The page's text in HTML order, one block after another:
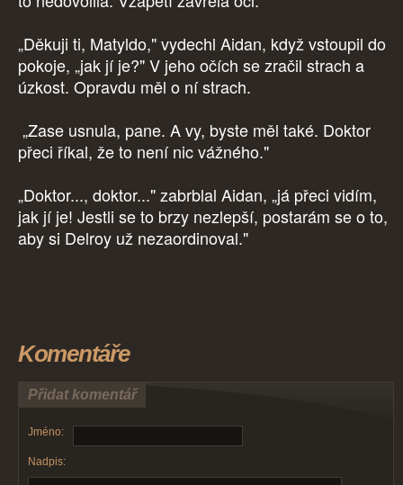
„Děkuji ti, Matyldo," vydechl Aidan, když vstoupil do
pokoje, „jak jí je?" V jeho očích se zračil strach a
úzkost. Opravdu měl o ní strach.
„Zase usnula, pane. A vy, byste měl také. Doktor
přeci říkal, že to není nic vážného."
„Doktor..., doktor..." zabrblal Aidan, „já přeci vidím,
jak jí je! Jestli se to brzy nezlepší, postarám se o to,
aby si Delroy už nezaordinoval."
Komentáře
Přidat komentář
Jméno:
Nadpis: